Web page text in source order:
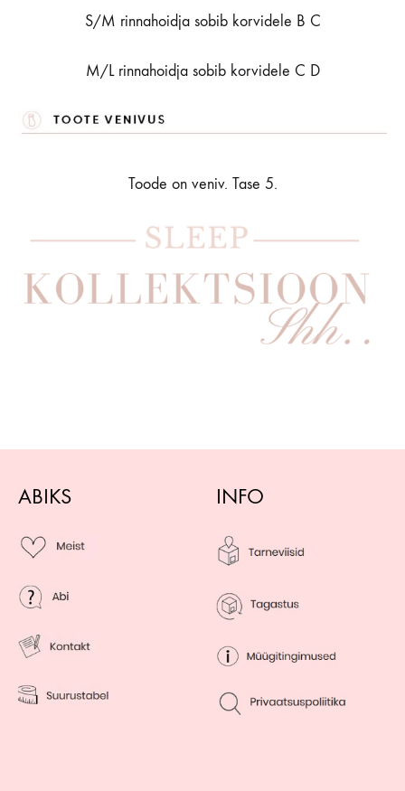
S/M rinnahoidja sobib korvidele B C
M/L rinnahoidja sobib korvidele C D
Toode on veniv. Tase 5.
ABIKS INFO